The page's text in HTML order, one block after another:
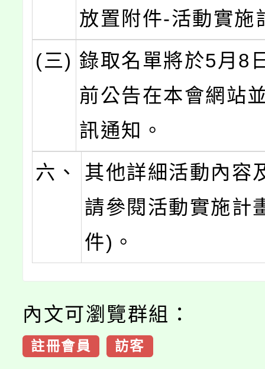
放置附件-活動實施
(三) 錄取名單將於5月8
前公告在本會網站
訊通知。
六、
其他詳細活動內容
請參閱活動實施計
件)。
內文可瀏覽群組：
註冊會員 訪客